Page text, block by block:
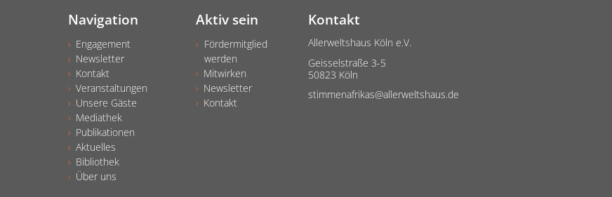
Navigation
Engagement
Newsletter
Kontakt
Veranstaltungen
Unsere Gäste
Mediathek
Publikationen
Aktuelles
Bibliothek
Über uns
Aktiv sein
Fördermitglied
werden
Mitwirken
Newsletter
Kontakt
Kontakt
Allerweltshaus Köln e.V.
Geisselstraße 3-5
50823 Köln
stimmenafrikas@allerweltshaus.de